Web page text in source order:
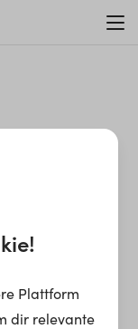
nicht
werden.
Plattform
dir relevante